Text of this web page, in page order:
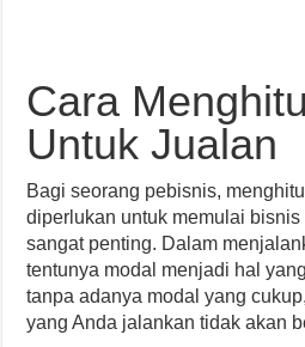
Cara
Untuk Jualan
Bagi seorang pebisnis,
diperlukan untuk memulai
sangat penting. Dalam
tentunya modal menjadi hal
tanpa adanya modal yang
yang Anda jalankan tidak akan